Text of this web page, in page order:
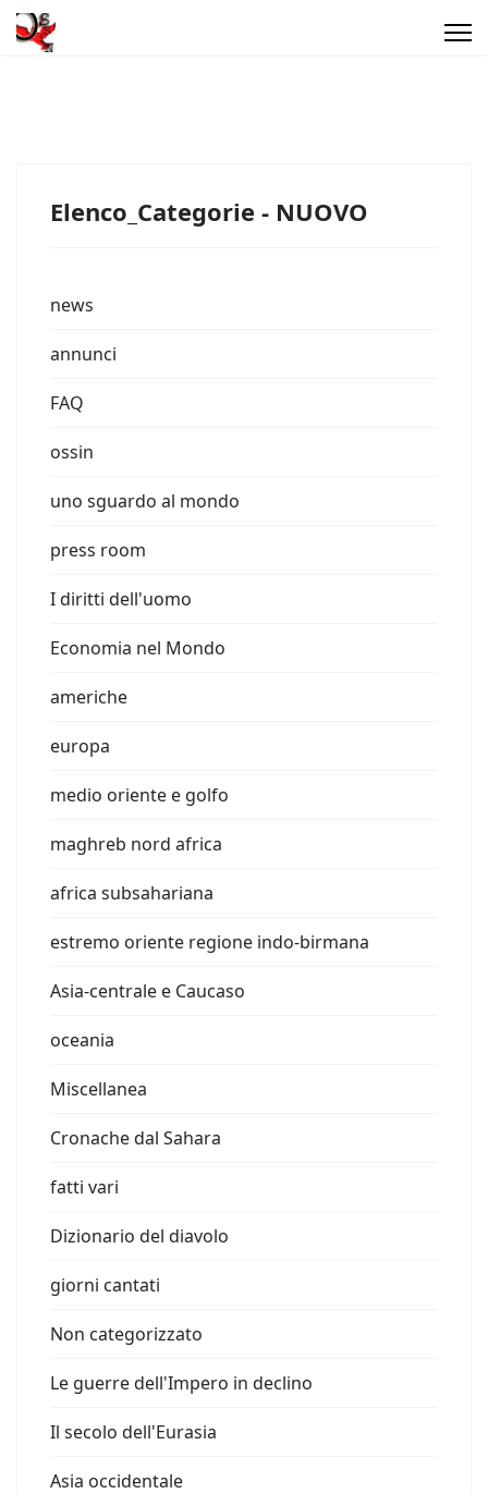
Elenco_Categorie - NUOVO
news
annunci
FAQ
ossin
uno sguardo al mondo
press room
I diritti dell'uomo
Economia nel Mondo
americhe
europa
medio oriente e golfo
maghreb nord africa
africa subsahariana
estremo oriente regione indo-birmana
Asia-centrale e Caucaso
oceania
Miscellanea
Cronache dal Sahara
fatti vari
Dizionario del diavolo
giorni cantati
Non categorizzato
Le guerre dell'Impero in declino
Il secolo dell'Eurasia
Asia occidentale